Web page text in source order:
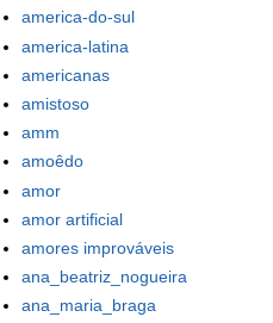
america-do-sul
america-latina
americanas
amistoso
amm
amoêdo
amor
amor artificial
amores improváveis
ana_beatriz_nogueira
ana_maria_braga